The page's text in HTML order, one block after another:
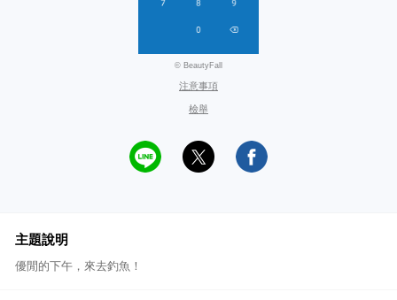
© BeautyFall
注意事項
檢舉
主題說明
優閒的下午，來去釣魚！